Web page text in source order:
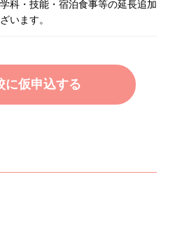
学科・技能・宿泊食事等の延長追加料
ざいます。
に仮申込する